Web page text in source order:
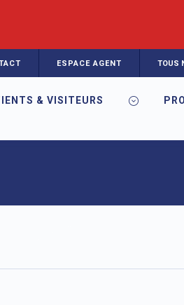
ESPACE AGENT TOUS
& VISITEURS